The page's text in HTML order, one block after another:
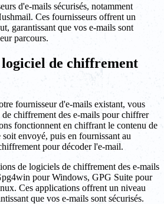
d'e-mails sécurisés, notamment
Ces fournisseurs offrent un
garantissant que vos e-mails sont
parcours.
de chiffrement
fournisseur d'e-mails existant, vous
chiffrement des e-mails pour chiffrer
fonctionnent en chiffrant le contenu de
envoyé, puis en fournissant au
pour décoder l'e-mail.
de logiciels de chiffrement des e-mails
pour Windows, GPG Suite pour
Ces applications offrent un niveau
que vos e-mails sont sécurisés.